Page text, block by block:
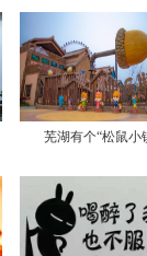
芜湖有个“松鼠小